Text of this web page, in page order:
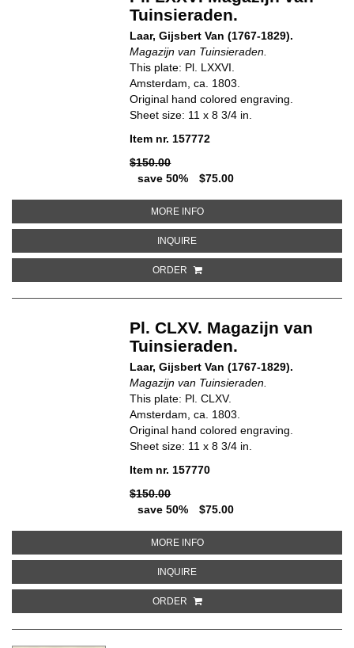
Tuinsieraden.
Laar, Gijsbert Van (1767-1829).
Magazijn van Tuinsieraden.
This plate: Pl. LXXVI.
Amsterdam, ca. 1803.
Original hand colored engraving.
Sheet size: 11 x 8 3/4 in.
Item nr. 157772
$150.00
save 50%
$75.00
MORE INFOABOUT PL. LXXVI MAGAZIJN
INQUIREABOUT PL. LXXVI MAGAZIJN VAN
ORDER
Pl. CLXV. Magazijn van
Tuinsieraden.
Laar, Gijsbert Van (1767-1829).
Magazijn van Tuinsieraden.
This plate: Pl. CLXV.
Amsterdam, ca. 1803.
Original hand colored engraving.
Sheet size: 11 x 8 3/4 in.
Item nr. 157770
$150.00
save 50%
$75.00
MORE INFOABOUT PL. CLXV. MAGAZIJN
INQUIREABOUT PL. CLXV. MAGAZIJN VAN
ORDER